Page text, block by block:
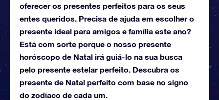
oferecer os presentes perfeitos para os seus
entes queridos. Precisa de ajuda em escolher o
presente ideal para amigos e família este ano?
Está com sorte porque o nosso presente
horóscopo de Natal irá guiá-lo na sua busca
pelo presente estelar perfeito. Descubra os
presente de Natal perfeito com base no signo
do zodíaco de cada um.